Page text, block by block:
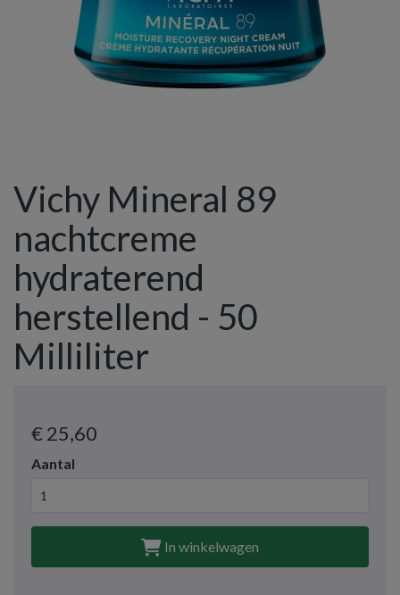
Vichy Mineral 89
nachtcreme
hydraterend
herstellend - 50
Milliliter
€ 25,60
Aantal
In winkelwagen